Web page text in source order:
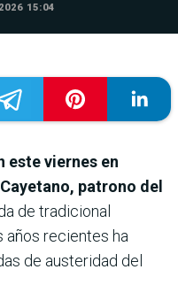
15:04
este viernes en
patrono del
de tradicional
años recientes ha
de austeridad del